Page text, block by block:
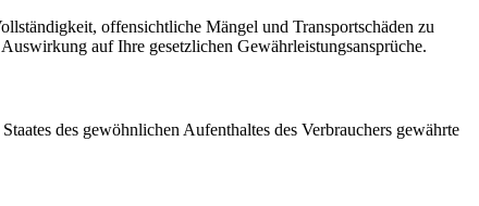
offensichtliche Mängel und Transportschäden zu
auf Ihre gesetzlichen Gewährleistungsansprüche.
des gewöhnlichen Aufenthaltes des Verbrauchers gewährte